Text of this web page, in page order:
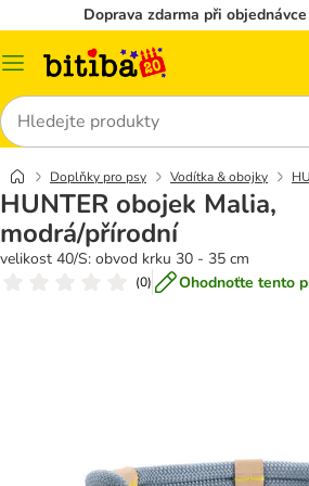
Doprava zdarma při
Kategorie
Hledat
Doplňky pro psy Vodítka & obojky
HUNTER obojek Malia,
modrá/přírodní
velikost 40/S: obvod krku 30 - 35 cm
(0) Ohodnoťte tento